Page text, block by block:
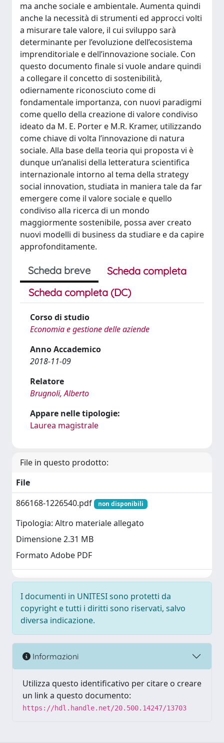
ma anche sociale e ambientale. Aumenta quindi
anche la necessità di strumenti ed approcci volti
a misurare tale valore, il cui sviluppo sarà
determinante per l’evoluzione dell’ecosistema
imprenditoriale e dell’innovazione sociale. Con
questo documento finale si vuole andare quindi
a collegare il concetto di sostenibilità,
odiernamente riconosciuto come di
fondamentale importanza, con nuovi paradigmi
come quello della creazione di valore condiviso
ideato da M. E. Porter e M.R. Kramer, utilizzando
come chiave di volta l’innovazione di natura
sociale. Alla base della teoria qui proposta vi è
dunque un’analisi della letteratura scientifica
internazionale intorno al tema della strategy
social innovation, studiata in maniera tale da far
emergere come il valore sociale e quello
condiviso alla ricerca di un mondo
maggiormente sostenibile, possa aver creato
nuovi modelli di business da studiare e da capire
approfonditamente.
Scheda breve
Scheda completa
Scheda completa (DC)
Corso di studio
Economia e gestione delle aziende
Anno Accademico
2018-11-09
Relatore
Brugnoli, Alberto
Appare nelle tipologie:
Laurea magistrale
File in questo prodotto:
File
866168-1226540.pdf
non disponibili
Tipologia: Altro materiale allegato
Dimensione 2.31 MB
Formato Adobe PDF
I documenti in UNITESI sono protetti da
copyright e tutti i diritti sono riservati, salvo
diversa indicazione.
Informazioni
Utilizza questo identificativo per citare o creare
un link a questo documento:
https://hdl.handle.net/20.500.14247/13703